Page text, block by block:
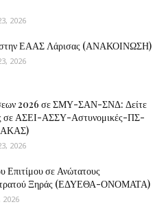
2026
στην ΕΑΑΣ Λάρισας (ΑΝΑΚΟΙΝΩΣΗ)
2026
2026 σε ΣΜΥ-ΣΑΝ-ΣΝΔ: Δείτε
σε ΑΣΕΙ-ΑΣΣΥ-Αστυνομικές-ΠΣ-
2026
Επιτίμου σε Ανώτατους
Ξηράς (ΕΔΥΕΘΑ-ΟΝΟΜΑΤΑ)
2026